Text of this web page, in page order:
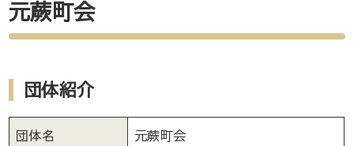
元蕨町会
団体紹介
団体名 元蕨町会